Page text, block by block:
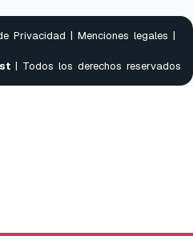
Privacidad | Menciones legales |
| Todos los derechos reservados